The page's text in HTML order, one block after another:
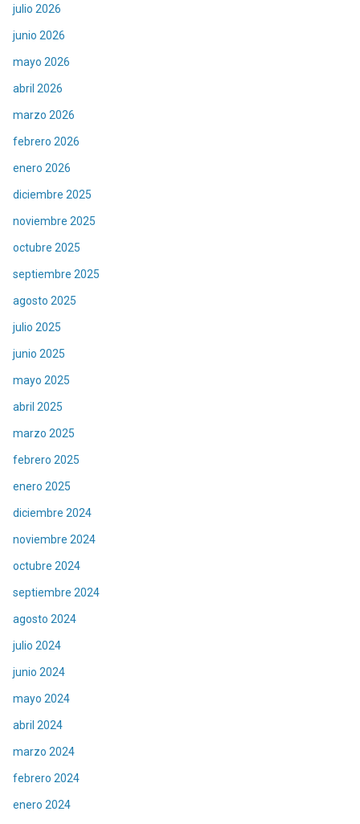
julio 2026
junio 2026
mayo 2026
abril 2026
marzo 2026
febrero 2026
enero 2026
diciembre 2025
noviembre 2025
octubre 2025
septiembre 2025
agosto 2025
julio 2025
junio 2025
mayo 2025
abril 2025
marzo 2025
febrero 2025
enero 2025
diciembre 2024
noviembre 2024
octubre 2024
septiembre 2024
agosto 2024
julio 2024
junio 2024
mayo 2024
abril 2024
marzo 2024
febrero 2024
enero 2024